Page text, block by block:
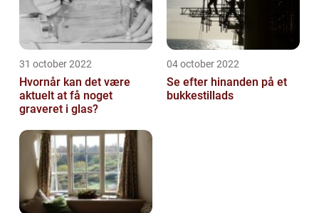
31 october 2022
Hvornår kan det være
aktuelt at få noget
graveret i glas?
04 october 2022
Se efter hinanden på et
bukkestillads